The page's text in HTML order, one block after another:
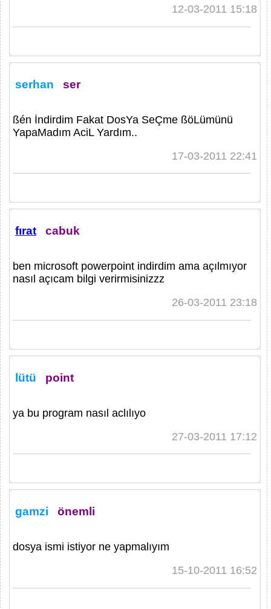
12-03-2011 15:18
serhan ser
ßén İndirdim Fakat DosYa SeÇme ßöLümünü
YapaMadım AciL Yardım..
17-03-2011 22:41
fırat cabuk
ben microsoft powerpoint indirdim ama açılmıyor
nasıl açıcam bilgi verirmisinizzz
26-03-2011 23:18
lütü point
ya bu program nasıl aclılıyo
27-03-2011 17:12
gamzi önemli
dosya ismi istiyor ne yapmalıyım
15-10-2011 16:52